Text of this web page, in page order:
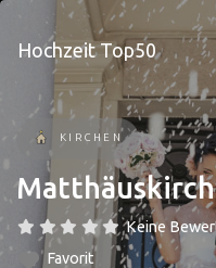
Hochzeit Top50
KIRCHEN
Keine
Favorit